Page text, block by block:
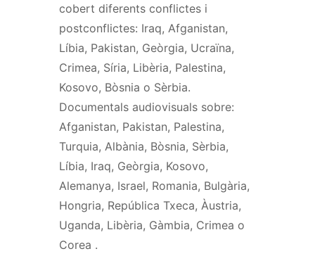
cobert diferents conflictes i
postconflictes: Iraq, Afganistan,
Líbia, Pakistan, Geòrgia, Ucraïna,
Crimea, Síria, Libèria, Palestina,
Kosovo, Bòsnia o Sèrbia.
Documentals audiovisuals sobre:
Afganistan, Pakistan, Palestina,
Turquia, Albània, Bòsnia, Sèrbia,
Líbia, Iraq, Geòrgia, Kosovo,
Alemanya, Israel, Romania, Bulgària,
Hongria, República Txeca, Àustria,
Uganda, Libèria, Gàmbia, Crimea o
Corea .